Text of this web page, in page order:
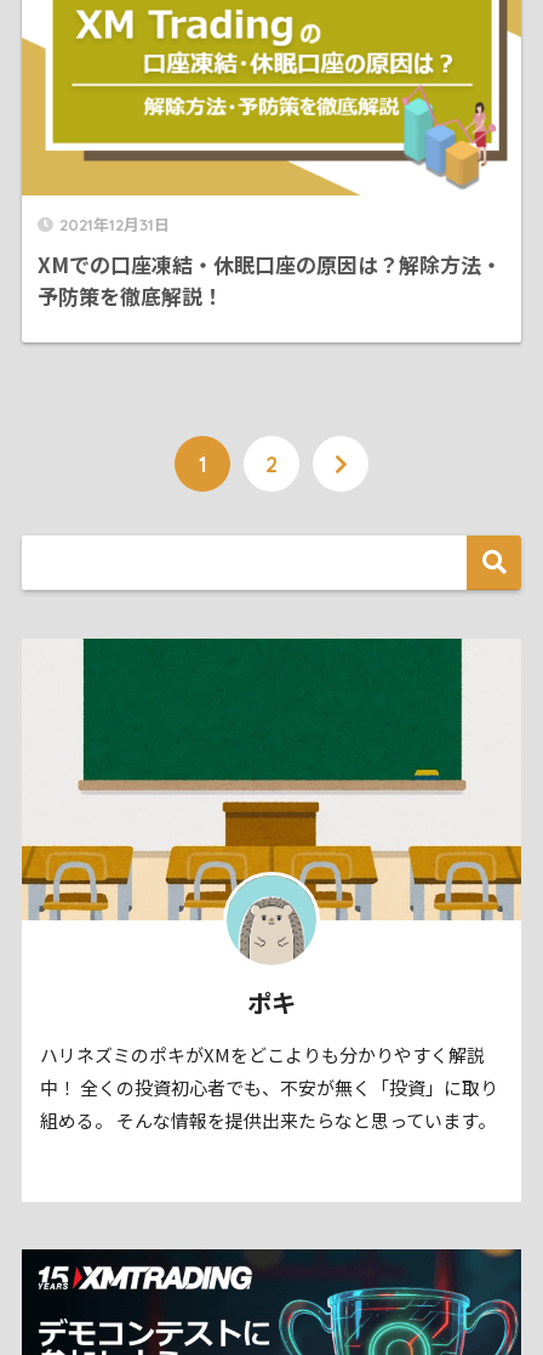
2021年12月31日
XMでの口座凍結・休眠口座の原因は？解除方法・
予防策を徹底解説！
1 2
ポキ
ハリネズミのポキがXMをどこよりも分かりやすく解説
中！ 全くの投資初心者でも、不安が無く「投資」に取り
組める。 そんな情報を提供出来たらなと思っています。